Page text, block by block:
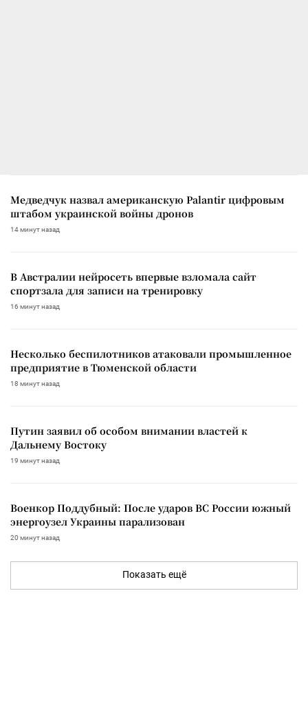
Медведчук назвал американскую Palantir цифровым
штабом украинской войны дронов
14 минут назад
В Австралии нейросеть впервые взломала сайт
спортзала для записи на тренировку
16 минут назад
Несколько беспилотников атаковали промышленное
предприятие в Тюменской области
18 минут назад
Путин заявил об особом внимании властей к
Дальнему Востоку
19 минут назад
Военкор Поддубный: После ударов ВС России южный
энергоузел Украины парализован
20 минут назад
Показать ещё